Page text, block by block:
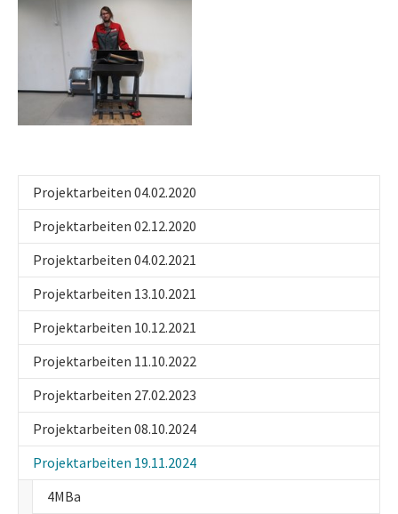
Show larger version
Projektarbeiten 04.02.2020
Projektarbeiten 02.12.2020
Projektarbeiten 04.02.2021
Projektarbeiten 13.10.2021
Projektarbeiten 10.12.2021
Projektarbeiten 11.10.2022
Projektarbeiten 27.02.2023
Projektarbeiten 08.10.2024
Projektarbeiten 19.11.2024
4MBa